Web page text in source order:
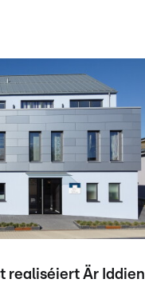
realiséiert Är Iddien